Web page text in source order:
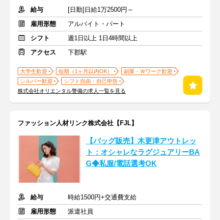
給与
[日勤]日給1万2500円～
雇用形態
アルバイト・パート
シフト
週1日以上 1日4時間以上
アクセス
下郡駅
大学生歓迎 短期（1ヶ月以内OK）
副業・Ｗワーク歓迎
シルバー歓迎
シフト自由・自己申告
株式会社オリエンタル警備の求人一覧を見る
ファッション人材リンク株式会社【FJL】
【バッグ販売】木更津アウトレッ
ト：オシャレなラグジュアリーBA
G◆私服/電話選考OK
給与
時給1500円+交通費支給
雇用形態
派遣社員